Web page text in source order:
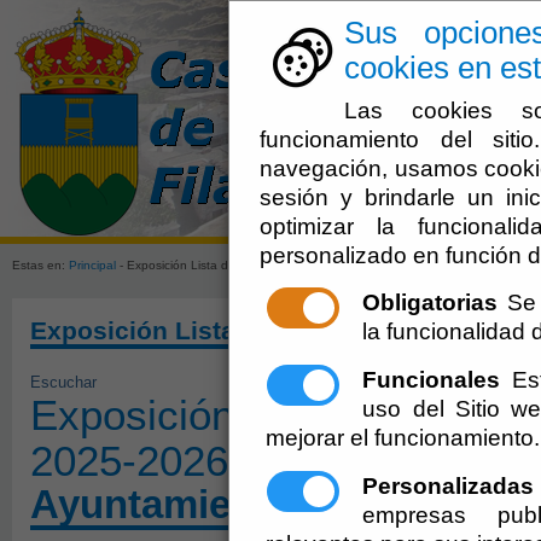
Sus
cookies en
Las cookies
funcionamiento del
navegación, usamos
sesión y brindarle un
optimizar la
personalizado en función
Obligatorias
la funcionalidad
Funcionales
uso del Sitio
mejorar el funcionamiento.
Personalizadas
empresas
Estas en: Principal - Exposición Lista de candidatos a Jurado bienio 2025-2026
Exposición Lista de candidatos a Jurado
Escuchar
Exposición Lista de
2025-2026
Ayuntamiento de Castro